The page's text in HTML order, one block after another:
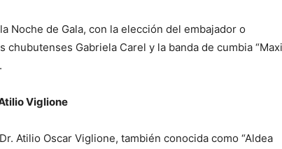
Noche de Gala, con la elección del embajador o
Gabriela Carel y la banda de cumbia “Maxi
Viglione
Atilio Oscar Viglione, también conocida como “Aldea